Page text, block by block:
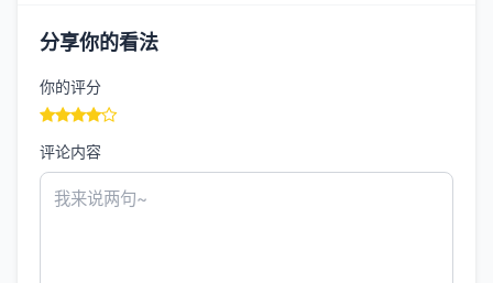
分享你的看法
你的评分
评论内容